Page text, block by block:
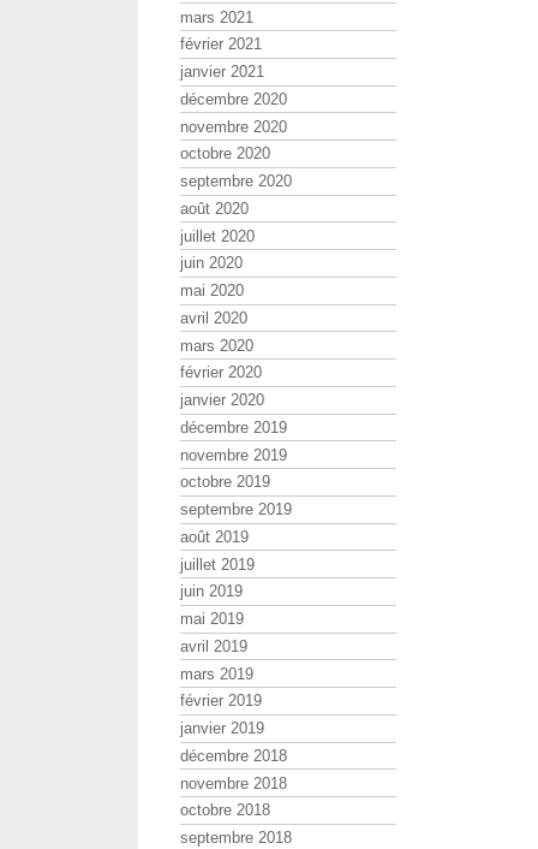
mars 2021
février 2021
janvier 2021
décembre 2020
novembre 2020
octobre 2020
septembre 2020
août 2020
juillet 2020
juin 2020
mai 2020
avril 2020
mars 2020
février 2020
janvier 2020
décembre 2019
novembre 2019
octobre 2019
septembre 2019
août 2019
juillet 2019
juin 2019
mai 2019
avril 2019
mars 2019
février 2019
janvier 2019
décembre 2018
novembre 2018
octobre 2018
septembre 2018